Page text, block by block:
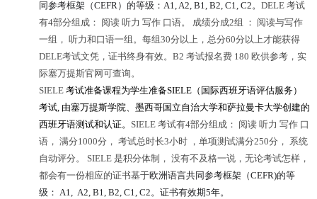
同参考框架（CEFR）的等级：A1, A2, B1, B2, C1, C2。 DELE 考试
有4部分组成： 阅读 听力 写作 口语。 成绩分成2组 ： 阅读与写作
一组， 听力和口语一组。每组30分以上，总分60分以上才能获得
DELE考试文凭，证书终身有效。B2 考试报名费 180 欧供参考，实
际塞万提斯官网可查询。
SIELE 考试准备课程为学生准备SIELE（国际西班牙语评估服务）
考试, 由塞万提斯学院、墨西哥国立自治大学和萨拉曼卡大学创建的
西班牙语测试和认证。 SIELE 考试有4部分组成： 阅读 听力 写作 口
语， 满分1000分， 考试总时长3小时 ，单项测试满分250分， 系统
自动评分。 SIELE 是积分体制， 没有不及格一说，无论考试怎样，
都会有一份相应的证书基于欧洲语言共同参考框架（CEFR)的等
级： A1, A2, B1, B2, C1, C2。证书有效期5年。